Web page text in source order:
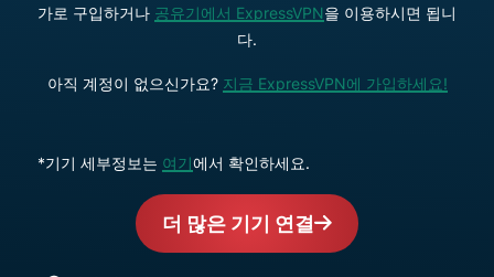
가로 구입하거나 공유기에서 ExpressVPN을 이용하시면 됩니
다.
아직 계정이 없으신가요? 지금 ExpressVPN에 가입하세요!
*기기 세부정보는 여기에서 확인하세요.
더 많은 기기 연결